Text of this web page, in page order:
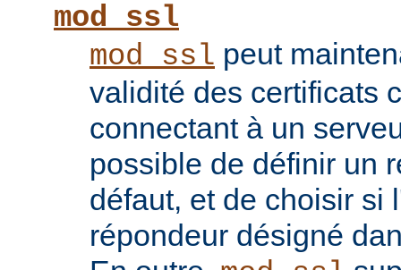
mod_ssl
mod_ssl peut
validité des certificats
connectant à un
possible de définir un
défaut, et de choisir si
répondeur désigné